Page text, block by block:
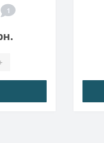
1